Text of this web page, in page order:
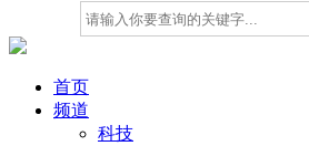
首页
频道
科技